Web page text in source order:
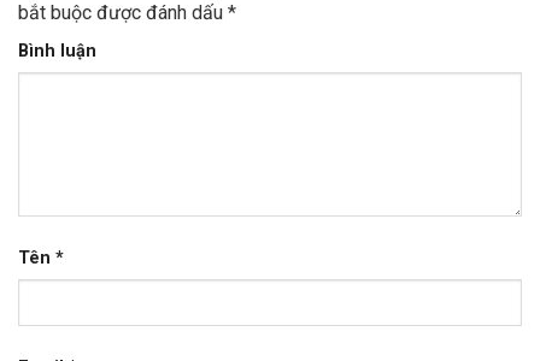
bắt buộc được đánh dấu *
Bình luận
Tên *